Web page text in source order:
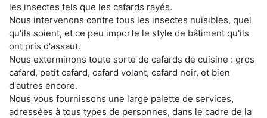
les insectes tels que les cafards rayés.
Nous intervenons contre tous les insectes nuisibles, quel
qu'ils soient, et ce peu importe le style de bâtiment qu'ils
ont pris d'assaut.
Nous exterminons toute sorte de cafards de cuisine : gros
cafard, petit cafard, cafard volant, cafard noir, et bien
d'autres encore.
Nous vous fournissons une large palette de services,
adressées à tous types de personnes, dans le cadre de la